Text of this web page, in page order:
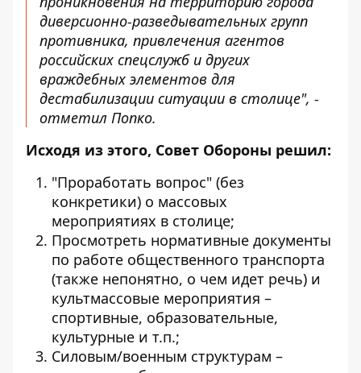
диверсионно-разведывательных групп
противника, привлечения агентов
российских спецслужб и других
враждебных элементов для
дестабилизации ситуации в столице", -
отметил Попко.
Исходя из этого, Совет Обороны решил:
"Проработать вопрос" (без
конкретики) о массовых
мероприятиях в столице;
Просмотреть нормативные документы
по работе общественного транспорта
(также непонятно, о чем идет речь) и
культмассовые мероприятия –
спортивные, образовательные,
культурные и т.п.;
Силовым/военным структурам –